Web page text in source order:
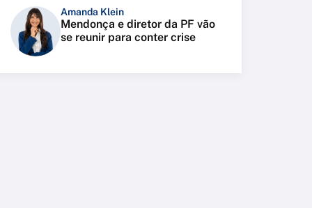
Amanda Klein
Mendonça e diretor da PF vão
se reunir para conter crise